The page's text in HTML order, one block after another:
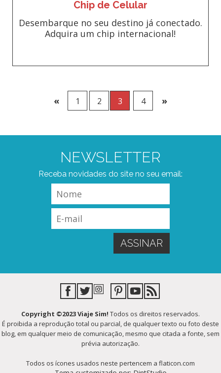
Chip de Celular
Desembarque no seu destino já conectado.
Adquira um chip internacional!
« 1 2 3 4 »
NEWSLETTER
Receba novidades do site no seu email:
Copyright ©2023 Viaje Sim! Todos os direitos reservados.
É proibida a reprodução total ou parcial, de qualquer texto ou foto deste
blog, em qualquer meio de comunicação, mesmo que citada a fonte, sem
prévia autorização.
Todos os ícones usados neste pertencem a flaticon.com